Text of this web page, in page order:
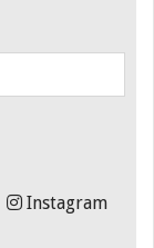
Instagram